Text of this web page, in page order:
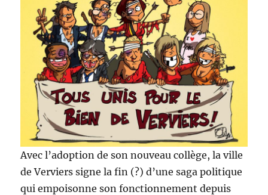
Avec l’adoption de son nouveau collège, la ville
de Verviers signe la fin (?) d’une saga politique
qui empoisonne son fonctionnement depuis